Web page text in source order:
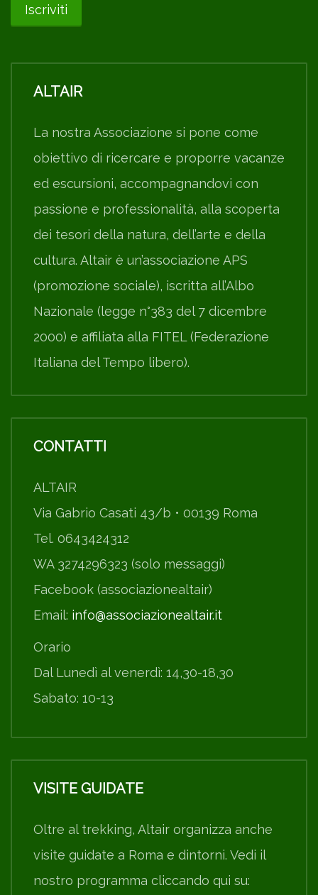
ALTAIR
La nostra Associazione si pone come
obiettivo di ricercare e proporre vacanze
ed escursioni, accompagnandovi con
passione e professionalità, alla scoperta
dei tesori della natura, dell’arte e della
cultura. Altair è un’associazione APS
(promozione sociale), iscritta all’Albo
Nazionale (legge n°383 del 7 dicembre
2000) e affiliata alla FITEL (Federazione
Italiana del Tempo libero).
CONTATTI
ALTAIR
Via Gabrio Casati 43/b • 00139 Roma
Tel. 0643424312
WA 3274296323 (solo messaggi)
Facebook (associazionealtair)
Email: info@associazionealtair.it
Orario
Dal Lunedì al venerdì: 14,30-18,30
Sabato: 10-13
VISITE GUIDATE
Oltre al trekking, Altair organizza anche
visite guidate a Roma e dintorni. Vedi il
nostro programma cliccando qui su: